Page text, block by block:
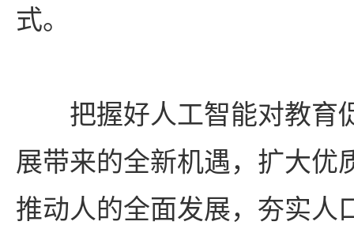
式。
把握好人工智能对教育
展带来的全新机遇，扩大优
推动人的全面发展，夯实人